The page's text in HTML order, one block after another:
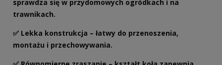
sprawdza się w przydomowych ogródkach i na
trawnikach.
✅ Lekka konstrukcja – łatwy do przenoszenia,
montażu i przechowywania.